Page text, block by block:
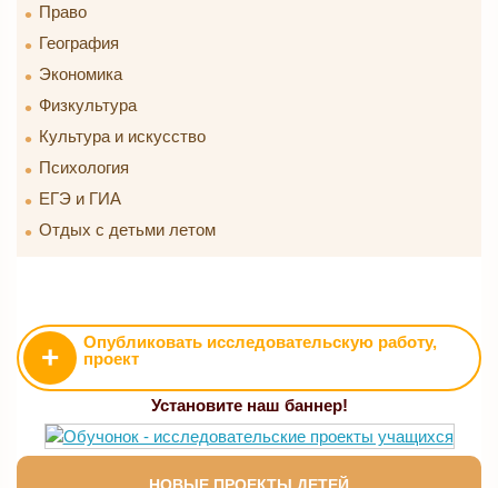
Право
География
Экономика
Физкультура
Культура и искусство
Психология
ЕГЭ и ГИА
Отдых с детьми летом
+
Опубликовать исследовательскую работу,
проект
Установите наш баннер!
НОВЫЕ ПРОЕКТЫ ДЕТЕЙ